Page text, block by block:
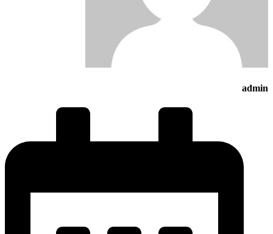
admin